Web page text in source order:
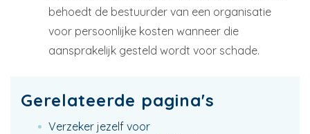
behoedt de bestuurder van een organisatie
voor persoonlijke kosten wanneer die
aansprakelijk gesteld wordt voor schade.
Gerelateerde pagina's
Verzeker jezelf voor